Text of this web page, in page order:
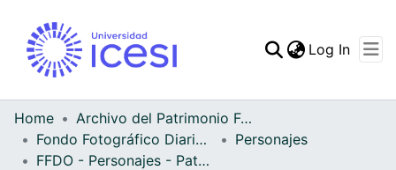
Statistics
Log In
Home
Archivo del Patrimonio Fotográfico y Fílmico del Valle del Cauca
Fondo Fotográfico Diario Occidente
Personajes
FFDO - Personajes - Patrimonial